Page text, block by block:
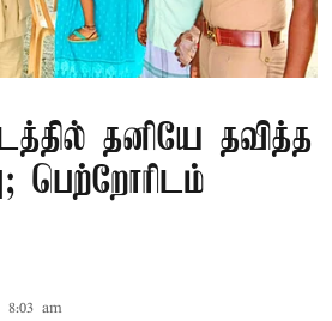
தனியே தவித்த
பெற்றோரிடம்
8:03 am